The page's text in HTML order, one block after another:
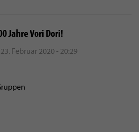
Jahre Vori Dori!
23. Februar 2020 - 20:29